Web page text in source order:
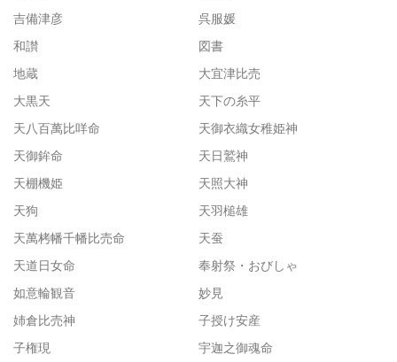
吉備津彦
呉服媛
和讃
図書
地蔵
大宜津比売
大黒天
天下の糸平
天八百萬比咩命
天御衣織女稚姫神
天御鉾命
天日鷲神
天棚機姫
天照大神
天狗
天羽槌雄
天萬栲幡千幡比売命
天蚕
天道日女命
奉射祭・おびしゃ
如意輪観音
妙見
姉倉比売神
子授け安産
子権現
宇迦之御魂命